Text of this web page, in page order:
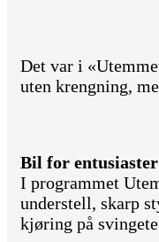
Det var i
uten krengning,
Bil for entusiaster
I programmet
understell, skarp
kjøring på